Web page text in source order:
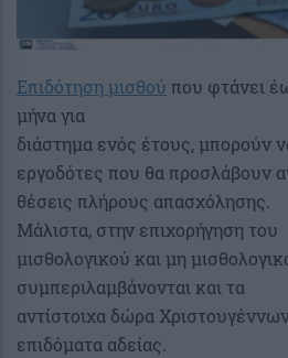
Επιδότηση μισθού που φτάνει
μήνα για
διάστημα ενός έτους, μπορούν
εργοδότες που θα προσλάβουν
θέσεις πλήρους απασχόλησης.
Μάλιστα, στην επιχορήγηση του
μισθολογικού και μη
συμπεριλαμβάνονται και τα
αντίστοιχα δώρα
επιδόματα αδείας.